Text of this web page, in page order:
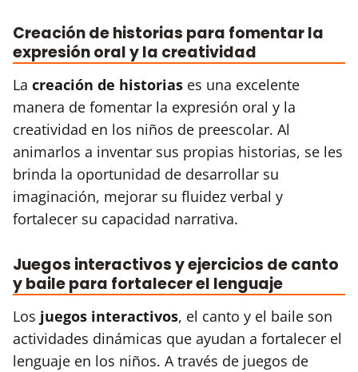
Creación de historias para fomentar la
expresión oral y la creatividad
La creación de historias es una excelente
manera de fomentar la expresión oral y la
creatividad en los niños de preescolar. Al
animarlos a inventar sus propias historias, se les
brinda la oportunidad de desarrollar su
imaginación, mejorar su fluidez verbal y
fortalecer su capacidad narrativa.
Juegos interactivos y ejercicios de canto
y baile para fortalecer el lenguaje
Los juegos interactivos, el canto y el baile son
actividades dinámicas que ayudan a fortalecer el
lenguaje en los niños. A través de juegos de